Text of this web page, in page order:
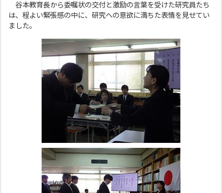
谷本教育長から委嘱状の交付と激励の言葉を受けた研究員たち
は、程よい緊張感の中に、研究への意欲に満ちた表情を見せてい
ました。